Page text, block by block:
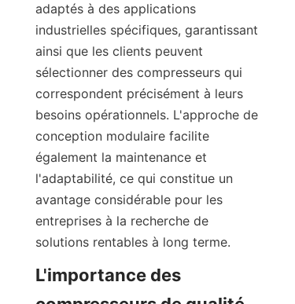
adaptés à des applications
industrielles spécifiques, garantissant
ainsi que les clients peuvent
sélectionner des compresseurs qui
correspondent précisément à leurs
besoins opérationnels. L'approche de
conception modulaire facilite
également la maintenance et
l'adaptabilité, ce qui constitue un
avantage considérable pour les
entreprises à la recherche de
L'importance des